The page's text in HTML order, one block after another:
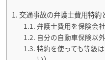
交通事故の弁護士費用特約
弁護士費用を保険会
自分の自動車保険以
特約を使っても等級